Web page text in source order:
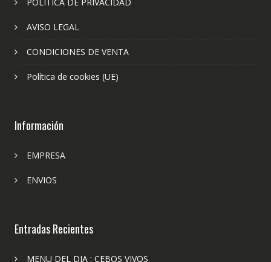
AVISO LEGAL
CONDICIONES DE VENTA
Política de cookies (UE)
Información
EMPRESA
ENVIOS
Entradas Recientes
MENU DEL DIA : CEBOS VIVOS